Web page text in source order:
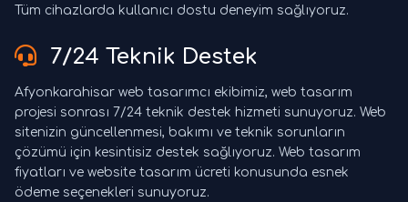
Tüm cihazlarda kullanıcı dostu deneyim sağlıyoruz.
7/24 Teknik Destek
Afyonkarahisar web tasarımcı ekibimiz, web tasarım
projesi sonrası 7/24 teknik destek hizmeti sunuyoruz. Web
sitenizin güncellenmesi, bakımı ve teknik sorunların
çözümü için kesintisiz destek sağlıyoruz. Web tasarım
fiyatları ve website tasarım ücreti konusunda esnek
ödeme seçenekleri sunuyoruz.